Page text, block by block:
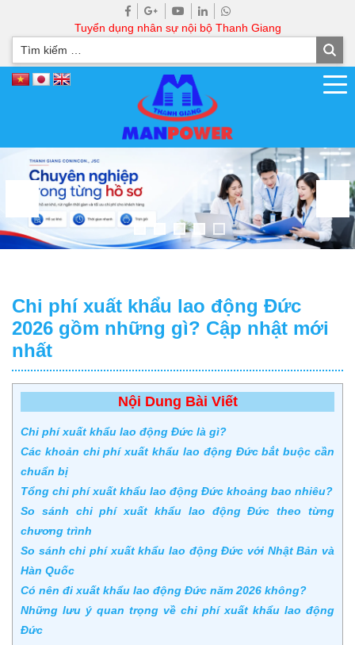
Tuyển dụng nhân sự nội bộ Thanh Giang
Chi phí xuất khẩu lao động Đức
2026 gồm những gì? Cập nhật mới
nhất
Nội Dung Bài Viết
Chi phí xuất khẩu lao động Đức là gì?
Các khoản chi phí xuất khẩu lao động Đức bắt buộc cần
chuẩn bị
Tổng chi phí xuất khẩu lao động Đức khoảng bao nhiêu?
So sánh chi phí xuất khẩu lao động Đức theo từng
chương trình
So sánh chi phí xuất khẩu lao động Đức với Nhật Bản và
Hàn Quốc
Có nên đi xuất khẩu lao động Đức năm 2026 không?
Những lưu ý quan trọng về chi phí xuất khẩu lao động
Đức